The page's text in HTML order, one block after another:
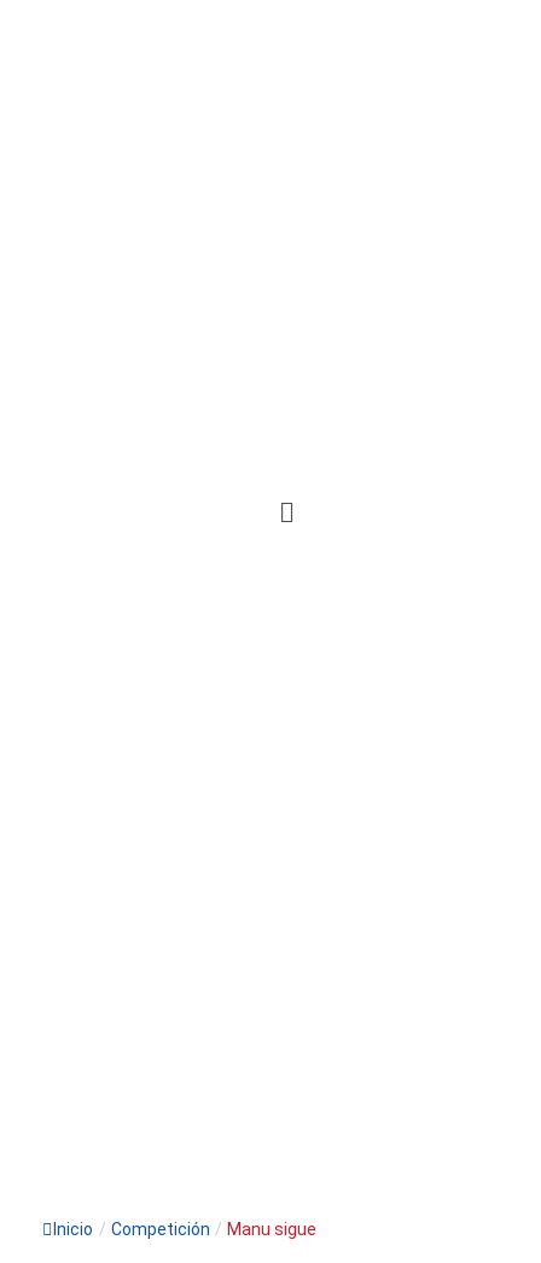
Inicio / Competición / Manu sigue